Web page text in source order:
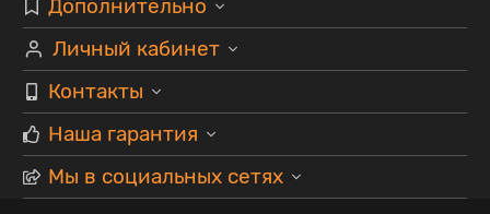
Дополнительно
Личный кабинет
Контакты
Наша гарантия
Мы в социальных сетях